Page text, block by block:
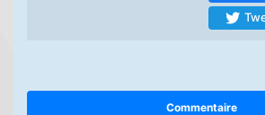
Commentaire